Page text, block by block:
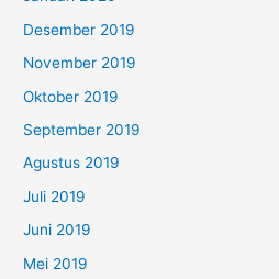
Desember 2019
November 2019
Oktober 2019
September 2019
Agustus 2019
Juli 2019
Juni 2019
Mei 2019